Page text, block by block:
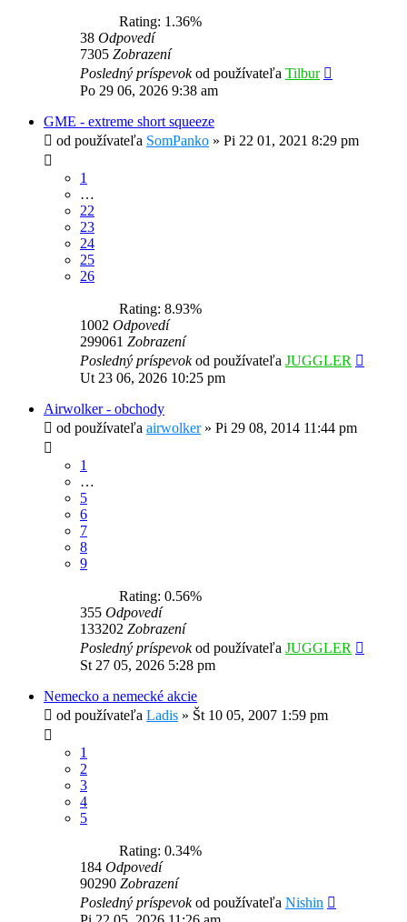
Rating: 1.36%
38 Odpovedí
7305 Zobrazení
Posledný príspevokod používateľa Tilbur
Po 29 06, 2026 9:38 am
GME - extreme short squeeze
od používateľa SomPanko » Pi 22 01, 2021 8:29 pm
1
…
22
23
24
25
26
Rating: 8.93%
1002 Odpovedí
299061 Zobrazení
Posledný príspevokod používateľa JUGGLER
Ut 23 06, 2026 10:25 pm
Airwolker - obchody
od používateľa airwolker» Pi 29 08, 2014 11:44 pm
1
…
5
6
7
8
9
Rating: 0.56%
355 Odpovedí
133202 Zobrazení
Posledný príspevokod používateľa JUGGLER
St 27 05, 2026 5:28 pm
Nemecko a nemecké akcie
od používateľa Ladis » Št 10 05, 2007 1:59 pm
1
2
3
4
5
Rating: 0.34%
184 Odpovedí
90290 Zobrazení
Posledný príspevokod používateľa Nishin